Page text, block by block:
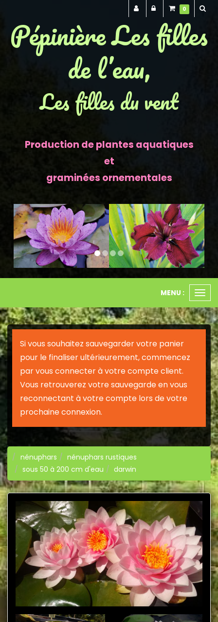
Pépinière Les filles
de l’eau,
Les filles du vent
Production de plantes aquatiques
et
graminées ornementales
Previous Next
le
MENU :
Si vous souhaitez sauvegarder votre panier
pour le finaliser ultérieurement, commencez
par vous connecter à votre compte client.
Vous retrouverez votre sauvegarde en vous
reconnectant à votre compte lors de votre
prochaine connexion.
nénuphars
nénuphars rustiques
sous 50 à 200 cm d'eau
darwin
0